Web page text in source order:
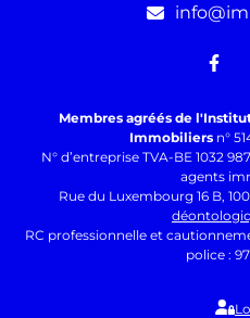
Membres agréés de
Immobiliers n°
N° d’entreprise TVA-BE 1032
agents
Rue du Luxembourg 16 B,
RC professionnelle et
police :